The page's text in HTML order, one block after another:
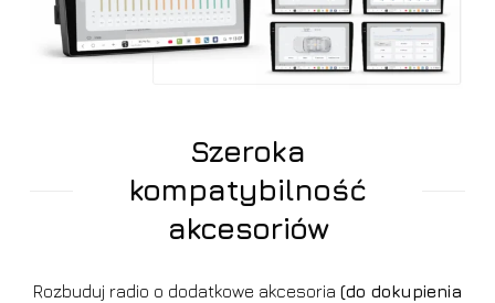
Szeroka
kompatybilność
akcesoriów
Rozbuduj radio o dodatkowe akcesoria (do dokupienia